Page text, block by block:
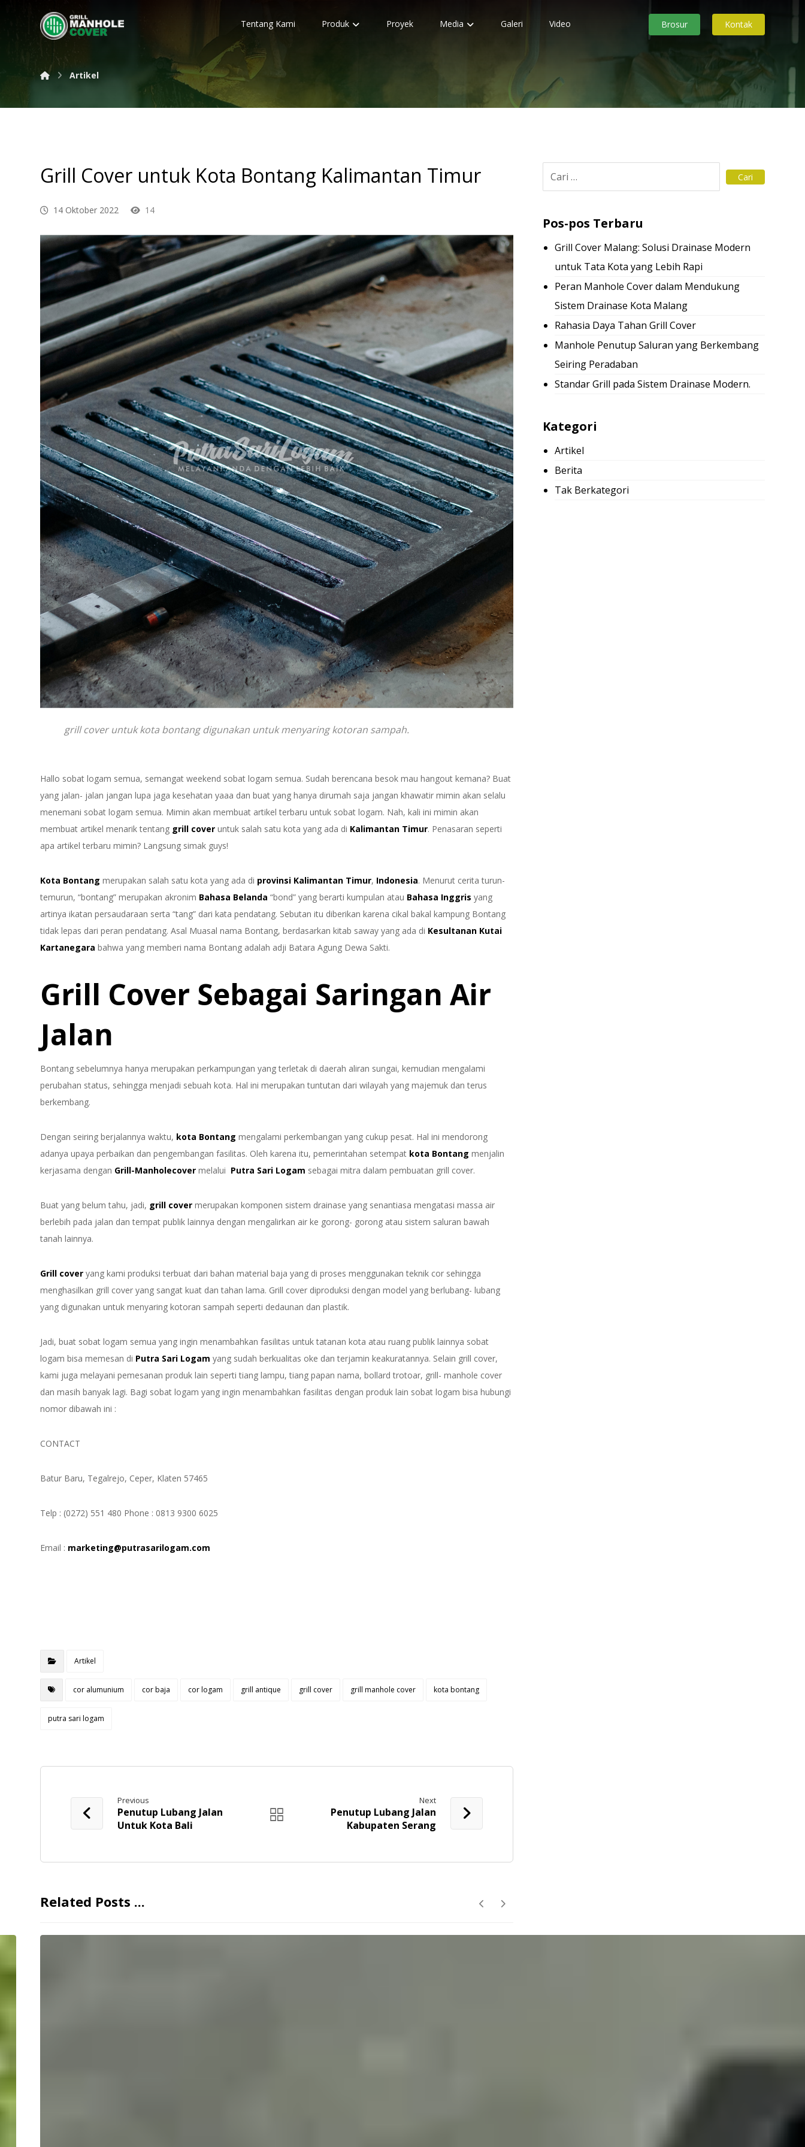
Tentang Kami Produk Proyek Media Galeri Video Kontak
Brosur
Artikel
Grill Cover untuk Kota Bontang Kalimantan Timur
14 Oktober 2022 14
grill cover untuk kota bontang digunakan untuk menyaring kotoran sampah.
Hallo sobat logam semua, semangat weekend sobat logam semua. Sudah berencana besok mau hangout kemana? Buat
yang jalan- jalan jangan lupa jaga kesehatan yaaa dan buat yang hanya dirumah saja jangan khawatir mimin akan selalu
menemani sobat logam semua. Mimin akan membuat artikel terbaru untuk sobat logam. Nah, kali ini mimin akan
membuat artikel menarik tentang grill cover untuk salah satu kota yang ada di Kalimantan Timur. Penasaran seperti
apa artikel terbaru mimin? Langsung simak guys!
Kota Bontang merupakan salah satu kota yang ada di provinsi Kalimantan Timur, Indonesia. Menurut cerita turun-
temurun, “bontang” merupakan akronim Bahasa Belanda “bond” yang berarti kumpulan atau Bahasa Inggris yang
artinya ikatan persaudaraan serta “tang” dari kata pendatang. Sebutan itu diberikan karena cikal bakal kampung Bontang
tidak lepas dari peran pendatang. Asal Muasal nama Bontang, berdasarkan kitab saway yang ada di Kesultanan Kutai
Kartanegara bahwa yang memberi nama Bontang adalah adji Batara Agung Dewa Sakti.
Grill Cover Sebagai Saringan Air
Jalan
Bontang sebelumnya hanya merupakan perkampungan yang terletak di daerah aliran sungai, kemudian mengalami
perubahan status, sehingga menjadi sebuah kota. Hal ini merupakan tuntutan dari wilayah yang majemuk dan terus
berkembang.
Dengan seiring berjalannya waktu, kota Bontang mengalami perkembangan yang cukup pesat. Hal ini mendorong
adanya upaya perbaikan dan pengembangan fasilitas. Oleh karena itu, pemerintahan setempat kota Bontang menjalin
kerjasama dengan Grill-Manholecover melalui Putra Sari Logam sebagai mitra dalam pembuatan grill cover.
Buat yang belum tahu, jadi, grill cover merupakan komponen sistem drainase yang senantiasa mengatasi massa air
berlebih pada jalan dan tempat publik lainnya dengan mengalirkan air ke gorong- gorong atau sistem saluran bawah
tanah lainnya.
Grill cover yang kami produksi terbuat dari bahan material baja yang di proses menggunakan teknik cor sehingga
menghasilkan grill cover yang sangat kuat dan tahan lama. Grill cover diproduksi dengan model yang berlubang- lubang
yang digunakan untuk menyaring kotoran sampah seperti dedaunan dan plastik.
Jadi, buat sobat logam semua yang ingin menambahkan fasilitas untuk tatanan kota atau ruang publik lainnya sobat
logam bisa memesan di Putra Sari Logam yang sudah berkualitas oke dan terjamin keakuratannya. Selain grill cover,
kami juga melayani pemesanan produk lain seperti tiang lampu, tiang papan nama, bollard trotoar, grill- manhole cover
dan masih banyak lagi. Bagi sobat logam yang ingin menambahkan fasilitas dengan produk lain sobat logam bisa hubungi
nomor dibawah ini :
CONTACT
Batur Baru, Tegalrejo, Ceper, Klaten 57465
Telp : (0272) 551 480 Phone : 0813 9300 6025
Email : marketing@putrasarilogam.com
Artikel
cor alumunium cor baja cor logam grill antique grill cover grill manhole cover kota bontang
putra sari logam
Previous
Penutup Lubang Jalan
Untuk Kota Bali
Next
Penutup Lubang Jalan
Kabupaten Serang
Related Posts ...
Pos-pos Terbaru
Grill Cover Malang: Solusi Drainase Modern
untuk Tata Kota yang Lebih Rapi
Peran Manhole Cover dalam Mendukung
Sistem Drainase Kota Malang
Rahasia Daya Tahan Grill Cover
Manhole Penutup Saluran yang Berkembang
Seiring Peradaban
Standar Grill pada Sistem Drainase Modern.
Kategori
Artikel
Berita
Tak Berkategori